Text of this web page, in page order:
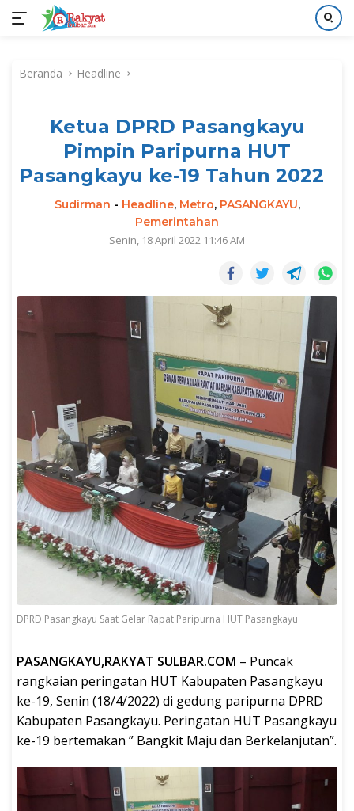
kontenBeranda Headline
Ketua DPRD Pasangkayu
Pimpin Paripurna HUT
Pasangkayu ke-19 Tahun 2022
Sudirman - Headline, Metro, PASANGKAYU,
Pemerintahan
Senin, 18 April 2022 11:46 AM
DPRD Pasangkayu Saat Gelar Rapat Paripurna HUT Pasangkayu
PASANGKAYU,RAKYAT SULBAR.COM – Puncak
rangkaian peringatan HUT Kabupaten Pasangkayu
ke-19, Senin (18/4/2022) di gedung paripurna DPRD
Kabupaten Pasangkayu. Peringatan HUT Pasangkayu
ke-19 bertemakan ” Bangkit Maju dan Berkelanjutan”.